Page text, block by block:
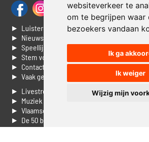
websiteverkeer te
om te begrijpen waar
bezoekers vandaan
Ik ga
Ik weiger
Wijzig mijn
► Luisteren naar Jouwradio
► Nieuws
► Speellijst
► Stem voor de Dag top 3
► Contacteer ons
► Vaak gestelde vragen
► Livestream informatie
► Muziek opzoeken
► Vlaamse 100 Aller tijden
► De 50 beste van...
► Adverteren op Jouwradio